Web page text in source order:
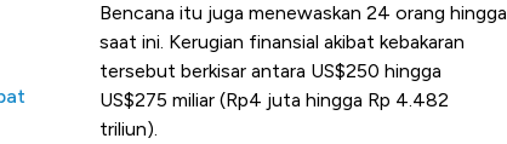
Bencana itu juga menewaskan 24 orang hingga
saat ini. Kerugian finansial akibat kebakaran
tersebut berkisar antara US$250 hingga
US$275 miliar (Rp4 juta hingga Rp 4.482
triliun).